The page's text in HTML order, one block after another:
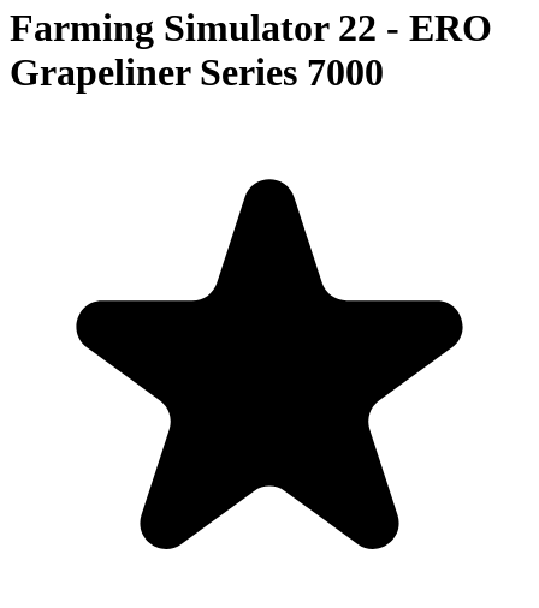
Farming Simulator 22 - ERO
Grapeliner Series 7000